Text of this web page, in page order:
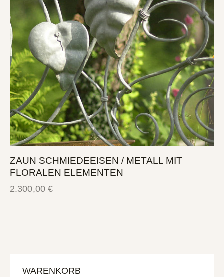
ZAUN SCHMIEDEEISEN / METALL MIT
FLORALEN ELEMENTEN
2.300,00 €
WARENKORB